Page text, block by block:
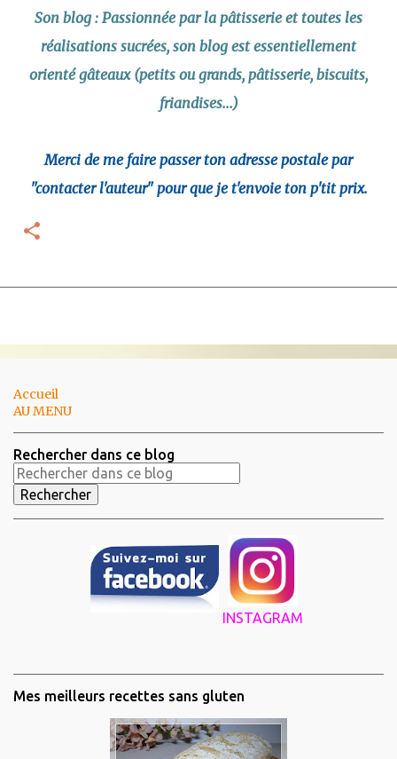
Son blog : Passionnée par la pâtisserie et toutes les
réalisations sucrées, son blog est essentiellement
orienté gâteaux (petits ou grands, pâtisserie, biscuits,
friandises...)
Merci de me faire passer ton adresse postale par
"contacter l'auteur" pour que je t'envoie ton p'tit prix.
Accueil
AU MENU
Rechercher dans ce blog
INSTAGRAM
Mes meilleurs recettes sans gluten